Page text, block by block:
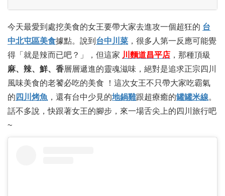
今天最愛到處挖美食的女王要帶大家去進攻一個超狂的 台
中北屯區美食據點。說到 台中川菜 ，很多人第一反應可能覺
得「就是辣而已吧？」，但這家 川麵道昌平店 ，那種頂級
麻、辣、鮮、香層層遞進的靈魂滋味，絕對是追求正宗四川
風味美食的老饕必吃的美食 ！這次女王不只帶大家吃霸氣
的 四川烤魚 ，還有台中少見的地鍋雞跟超療癒的罐罐米線。
話不多說，快跟著女王的腳步，來一場舌尖上的四川旅行吧
~